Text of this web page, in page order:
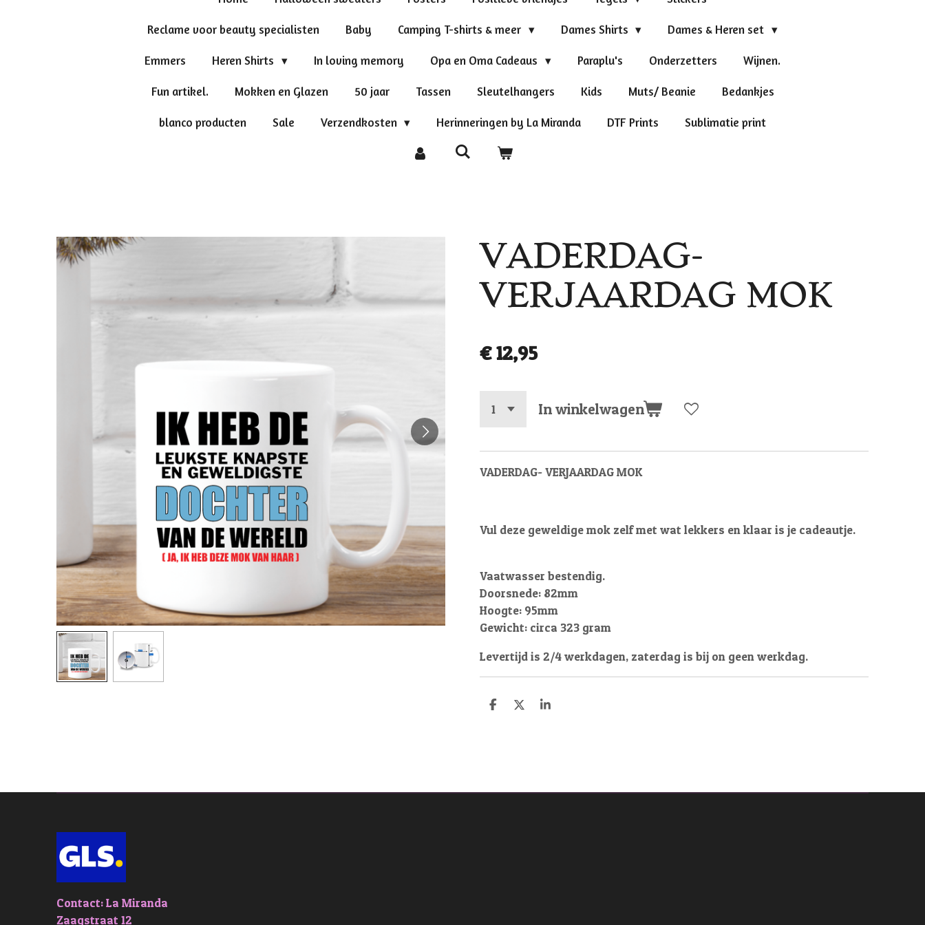
Reclame voor beauty specialisten Baby Camping T-shirts & meer Dames Shirts Dames & Heren set
Emmers Heren Shirts In loving memory Opa en Oma Cadeaus Paraplu's Onderzetters Wijnen.
Fun artikel. Mokken en Glazen 50 jaar Tassen Sleutelhangers Kids Muts/ Beanie Bedankjes
blanco producten Sale Verzendkosten Herinneringen by La Miranda DTF Prints Sublimatie print
VADERDAG-
VERJAARDAG MOK
€ 12,95
In winkelwagen
VADERDAG- VERJAARDAG MOK
Vul deze geweldige mok zelf met wat lekkers en klaar is je cadeautje.
Vaatwasser bestendig.
Doorsnede: 82mm
Hoogte: 95mm
Gewicht: circa 323 gram
Levertijd is 2/4 werkdagen, zaterdag is bij on geen werkdag.
D
D
S
Contact: La Miranda
Zaagstraat 12